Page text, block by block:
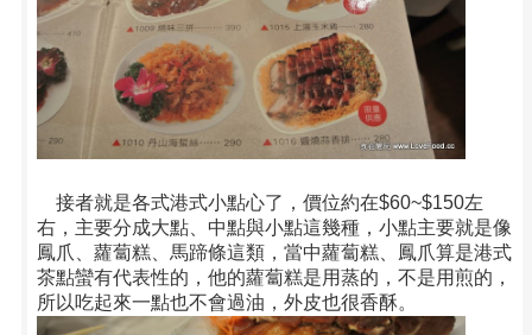
接者就是各式港式小點心了，價位約在$60~$150左
右，主要分成大點、中點與小點這幾種，小點主要就是像
鳳爪、蘿蔔糕、馬蹄條這類，當中蘿蔔糕、鳳爪算是港式
茶點蠻有代表性的，他的蘿蔔糕是用蒸的，不是用煎的，
所以吃起來一點也不會過油，外皮也很香酥。